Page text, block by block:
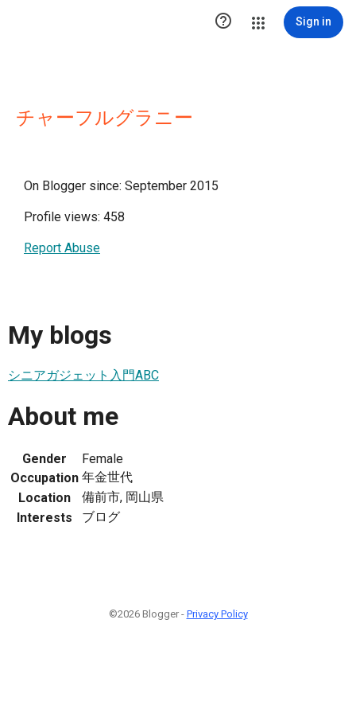
 Sign in
チャーフルグラニー
On Blogger since: September 2015
Profile views: 458
Report Abuse
My blogs
シニアガジェット入門ABC
About me
Gender
Female
Occupation 年金世代
Location
備前市, 岡山県
Interests
ブログ
©2026 Blogger - Privacy Policy